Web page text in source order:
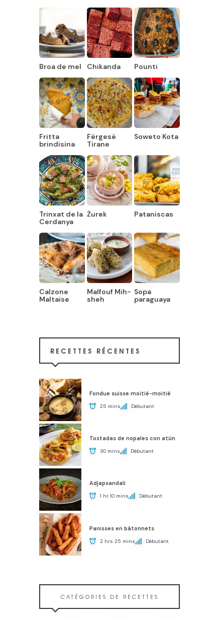
Broa de mel Chikanda Pounti
Fritta
brindisina
Fërgesë
Tirane
Soweto Kota
Trinxat de la
Cerdanya
Żurek Pataniscas
Calzone
Maltaise
Malfouf Mih-
sheh
Sopa
paraguaya
RECETTES RÉCENTES
Fondue suisse moitié-moitié
25 mins Débutant
Tostadas de nopales con atún
30 mins Débutant
Adjapsandali
1 hr 10 mins Débutant
Panisses en bâtonnets
2 hrs 25 mins Débutant
CATÉGORIES DE RECETTES